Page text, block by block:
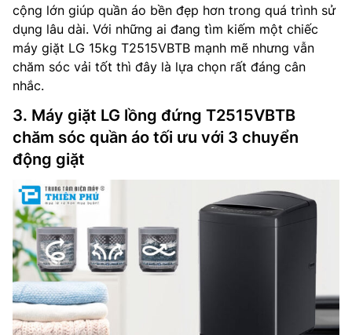
cộng lớn giúp quần áo bền đẹp hơn trong quá trình sử
dụng lâu dài. Với những ai đang tìm kiếm một chiếc
máy giặt LG 15kg T2515VBTB mạnh mẽ nhưng vẫn
chăm sóc vải tốt thì đây là lựa chọn rất đáng cân
nhắc.
3. Máy giặt LG lồng đứng T2515VBTB
chăm sóc quần áo tối ưu với 3 chuyển
động giặt